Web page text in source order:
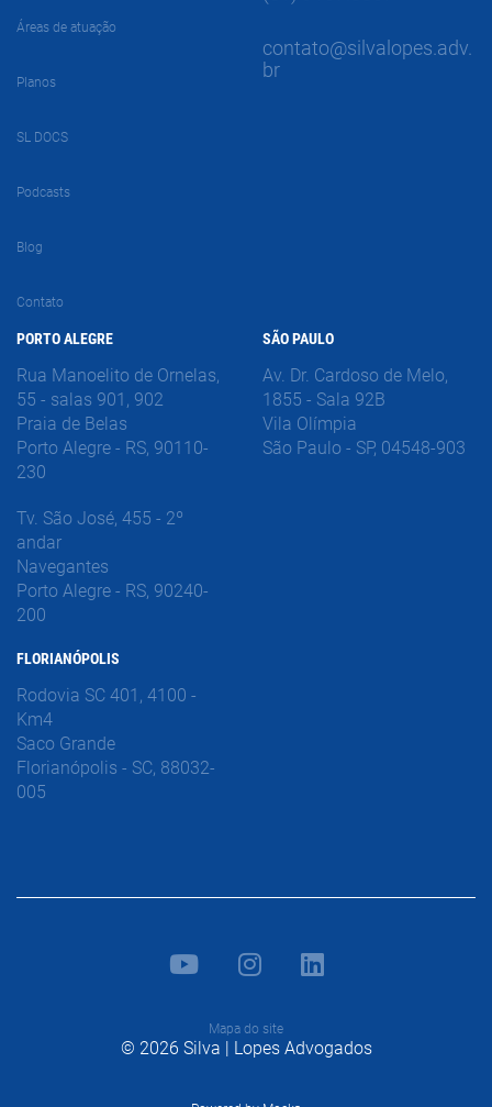
Áreas de atuação
Planos
SL DOCS
Podcasts
Blog
Contato
contato@silvalopes.adv.
br
PORTO ALEGRE
Rua Manoelito de Ornelas,
55 - salas 901, 902
Praia de Belas
Porto Alegre - RS, 90110-
230
Tv. São José, 455 - 2º
andar
Navegantes
Porto Alegre - RS, 90240-
200
FLORIANÓPOLIS
Rodovia SC 401, 4100 -
Km4
Saco Grande
Florianópolis - SC, 88032-
005
SÃO PAULO
Av. Dr. Cardoso de Melo,
1855 - Sala 92B
Vila Olímpia
São Paulo - SP, 04548-903
Mapa do site
© 2026 Silva | Lopes Advogados